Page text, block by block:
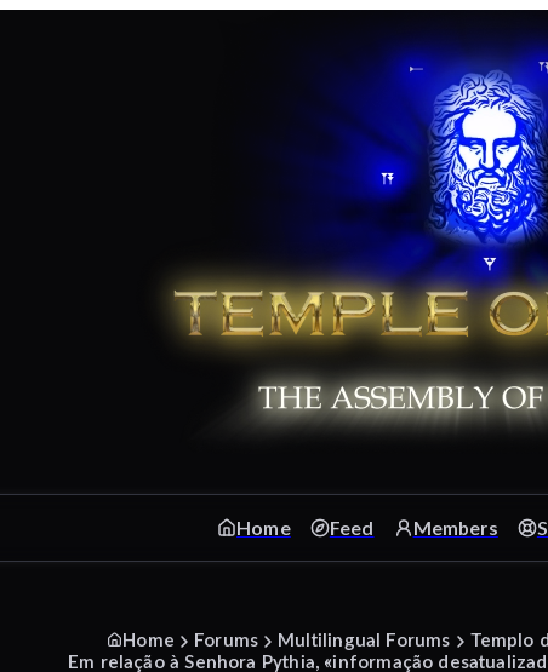
Home Feed Members
Home Forums Multilingual Forums
Templo
Em relação à Senhora Pythia, «informação